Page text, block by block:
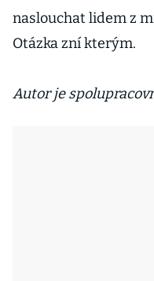
naslouchat lidem z
Otázka zní kterým.
Autor je